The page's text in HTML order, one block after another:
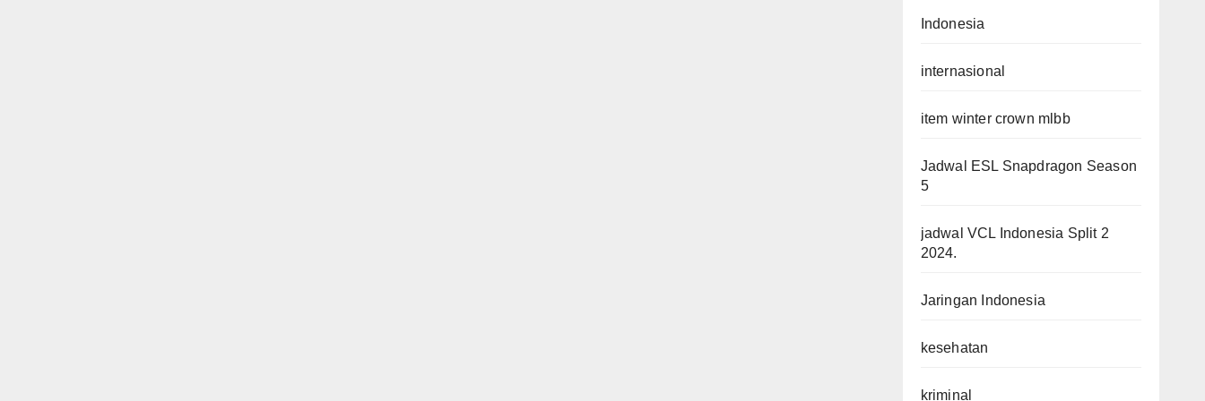
Indonesia
internasional
item winter crown mlbb
Jadwal ESL Snapdragon Season
5
jadwal VCL Indonesia Split 2
2024.
Jaringan Indonesia
kesehatan
kriminal